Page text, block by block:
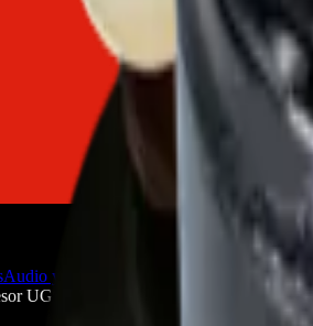
Audio y Video
UG9A090LNAEP Para aire